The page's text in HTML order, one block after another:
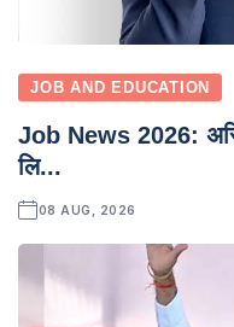
JOB AND EDUCATION
Job News 2026:
लि...
08 AUG, 2026